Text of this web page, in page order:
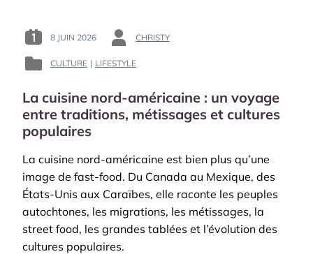
VOYAGE
TERRES,
MÉMOIRE
ET
POSTED
ON
8 JUIN 2026
BY
CHRISTY
POSTED
:
CULTURE | LIFESTYLE
La cuisine nord-américaine : un voyage
entre traditions, métissages et cultures
populaires
La cuisine nord-américaine est bien plus qu’une
image de fast-food. Du Canada au Mexique, des
États-Unis aux Caraïbes, elle raconte les peuples
autochtones, les migrations, les métissages, la
street food, les grandes tablées et l’évolution des
cultures populaires.